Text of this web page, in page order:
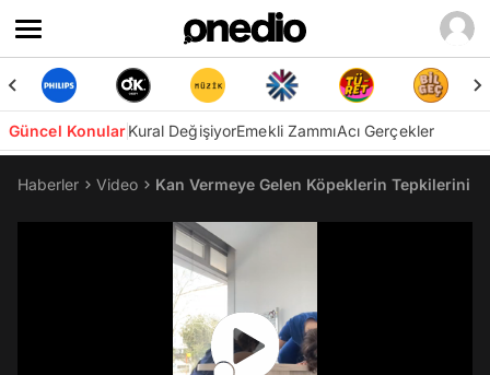
Güncel KonularKural DeğişiyorEmekli ZammıAcı Gerçekler
Haberler Video Kan Vermeye Gelen Köpeklerin Tepkilerini